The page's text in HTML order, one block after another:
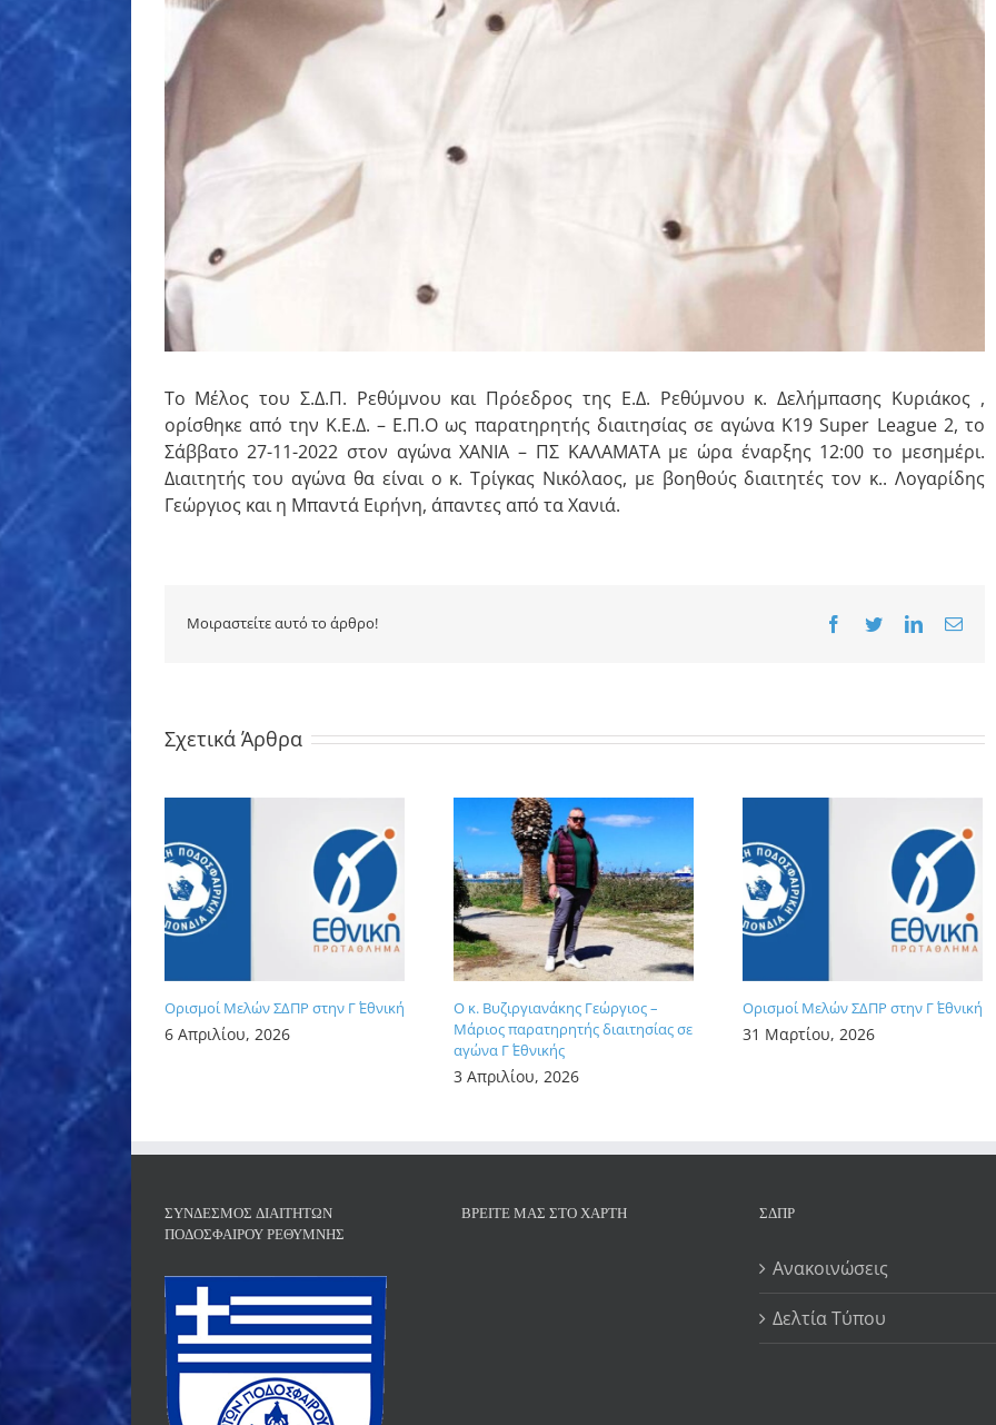
Το Μέλος του Σ.Δ.Π. Ρεθύμνου και Πρόεδρος της Ε.Δ. Ρεθύμνου κ. Δελήμπασης Κυριάκος ,
ορίσθηκε από την Κ.Ε.Δ. – Ε.Π.Ο ως παρατηρητής διαιτησίας σε αγώνα Κ19 Super League 2, το
Σάββατο 27-11-2022 στον αγώνα ΧΑΝΙΑ – ΠΣ ΚΑΛΑΜΑΤΑ με ώρα έναρξης 12:00 το μεσημέρι.
Διαιτητής του αγώνα θα είναι ο κ. Τρίγκας Νικόλαος, με βοηθούς διαιτητές τον κ.. Λογαρίδης
Γεώργιος και η Μπαντά Ειρήνη, άπαντες από τα Χανιά.
Μοιραστείτε αυτό το άρθρο! Facebook
TwitterLinkedIn
Σχετικά Άρθρα
Ορισμοί Μελών ΣΔΠΡ στην Γ΄ Εθνική
6 Απριλίου, 2026
Ο κ. Βυζιργιανάκης Γεώργιος –
Μάριος παρατηρητής διαιτησίας σε
αγώνα Γ΄ Εθνικής
3 Απριλίου, 2026
Ορισμοί Μελών ΣΔΠΡ στην Γ΄ Εθνική
31 Μαρτίου, 2026
ΣΎΝΔΕΣΜΟΣ ΔΙΑΙΤΗΤΏΝ
ΠΟΔΟΣΦΑΊΡΟΥ ΡΕΘΎΜΝΗΣ
ΒΡΕΊΤΕ ΜΑΣ ΣΤΟ ΧΆΡΤΗ ΣΔΠΡ
Ανακοινώσεις
Δελτία Τύπου